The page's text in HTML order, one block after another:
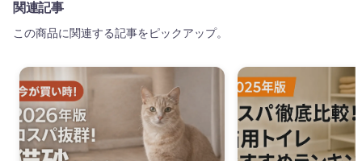
関連記事
この商品に関連する記事をピックアップ。